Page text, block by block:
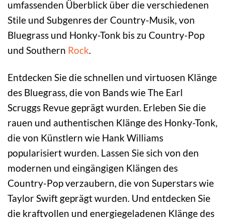
umfassenden Überblick über die verschiedenen
Stile und Subgenres der Country-Musik, von
Bluegrass und Honky-Tonk bis zu Country-Pop
und Southern Rock
Entdecken Sie die schnellen und virtuosen Klänge
des Bluegrass, die von Bands wie The Earl
Scruggs Revue geprägt wurden. Erleben Sie die
rauen und authentischen Klänge des Honky-Tonk,
die von Künstlern wie Hank Williams
popularisiert wurden. Lassen Sie sich von den
modernen und eingängigen Klängen des
Country-Pop verzaubern, die von Superstars wie
Taylor Swift geprägt wurden. Und entdecken Sie
die kraftvollen und energiegeladenen Klänge des